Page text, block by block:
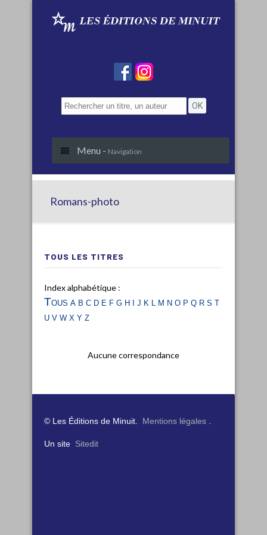
Menu - Navigation
Romans-photo
TOUS LES TITRES
Index alphabétique :
Tous a b c d e fg h i j k l m no p q rs t
uvwx yz
Aucune correspondance
© Les Éditions de Minuit. Mentions légales
Un site Sitedit